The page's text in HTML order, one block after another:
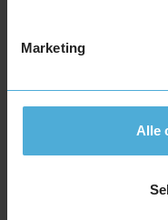
Marketing
Alle
225/45R17 91Y